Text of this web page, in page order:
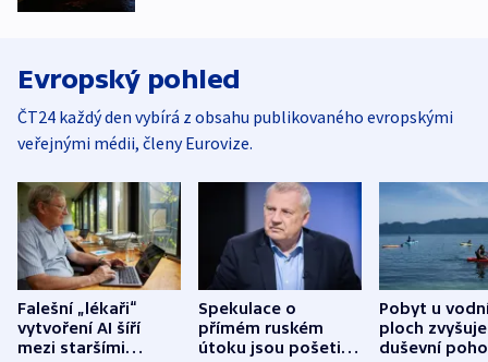
Evropský pohled
ČT24 každý den vybírá z obsahu publikovaného evropskými
veřejnými médii, členy Eurovize.
Falešní „lékaři“
vytvoření AI šíří
mezi staršími
Spekulace o
přímém ruském
útoku jsou pošetilé,
Pobyt u
ploch zvyšuje
duševní